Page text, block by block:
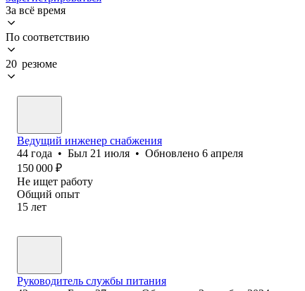
За всё время
По соответствию
20 резюме
Ведущий инженер снабжения
44 года • Был 21 июля • Обновлено 6 апреля
150 000 ₽
Не ищет работу
Общий опыт
15 лет
Руководитель службы питания